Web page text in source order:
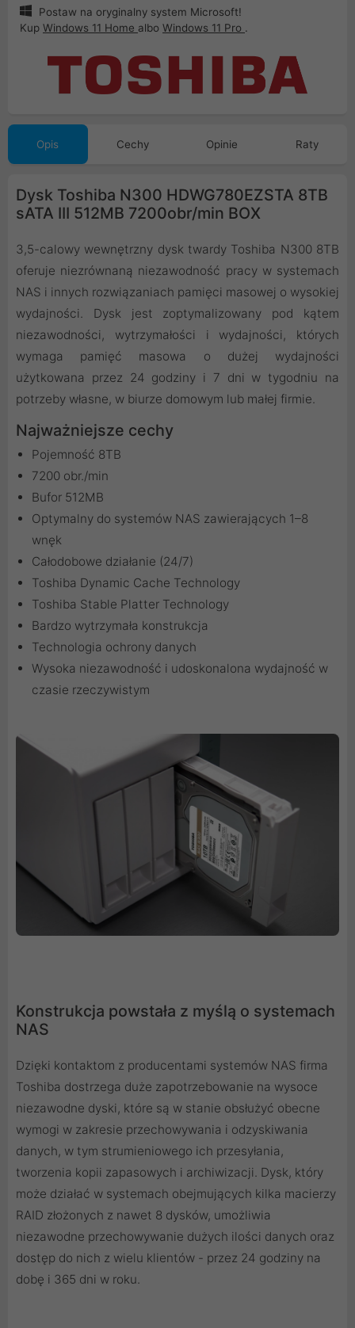
Postaw na oryginalny system Microsoft!
Kup Windows 11 Home albo Windows 11 Pro .
Opis Cechy Opinie Raty
Dysk Toshiba N300 HDWG780EZSTA 8TB
sATA III 512MB 7200obr/min BOX
3,5-calowy wewnętrzny dysk twardy Toshiba N300 8TB
oferuje niezrównaną niezawodność pracy w systemach
NAS i innych rozwiązaniach pamięci masowej o wysokiej
wydajności. Dysk jest zoptymalizowany pod kątem
niezawodności, wytrzymałości i wydajności, których
wymaga pamięć masowa o dużej wydajności
użytkowana przez 24 godziny i 7 dni w tygodniu na
potrzeby własne, w biurze domowym lub małej firmie.
Najważniejsze cechy
Pojemność 8TB
7200 obr./min
Bufor 512MB
Optymalny do systemów NAS zawierających 1–8
wnęk
Całodobowe działanie (24/7)
Toshiba Dynamic Cache Technology
Toshiba Stable Platter Technology
Bardzo wytrzymała konstrukcja
Technologia ochrony danych
Wysoka niezawodność i udoskonalona wydajność w
czasie rzeczywistym
Konstrukcja powstała z myślą o systemach
NAS
Dzięki kontaktom z producentami systemów NAS firma
Toshiba dostrzega duże zapotrzebowanie na wysoce
niezawodne dyski, które są w stanie obsłużyć obecne
wymogi w zakresie przechowywania i odzyskiwania
danych, w tym strumieniowego ich przesyłania,
tworzenia kopii zapasowych i archiwizacji. Dysk, który
może działać w systemach obejmujących kilka macierzy
RAID złożonych z nawet 8 dysków, umożliwia
niezawodne przechowywanie dużych ilości danych oraz
dostęp do nich z wielu klientów - przez 24 godziny na
dobę i 365 dni w roku.